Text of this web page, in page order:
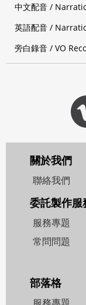
中文配音 /
英語配音 /
旁白錄音 / VO
關於我們
聯絡我們
委託製作服
服務專題
常問問題
部落格